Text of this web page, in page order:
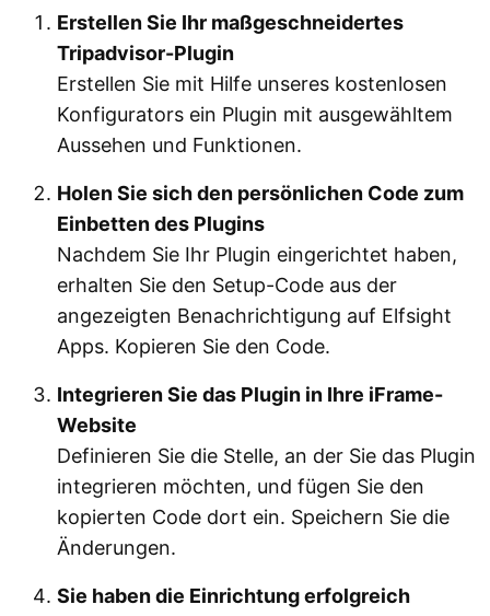
Erstellen Sie Ihr maßgeschneidertes
Tripadvisor-Plugin
Erstellen Sie mit Hilfe unseres kostenlosen
Konfigurators ein Plugin mit ausgewähltem
Aussehen und Funktionen.
Holen Sie sich den persönlichen Code zum
Einbetten des Plugins
Nachdem Sie Ihr Plugin eingerichtet haben,
erhalten Sie den Setup-Code aus der
angezeigten Benachrichtigung auf Elfsight
Apps. Kopieren Sie den Code.
Integrieren Sie das Plugin in Ihre iFrame-
Website
Definieren Sie die Stelle, an der Sie das Plugin
integrieren möchten, und fügen Sie den
kopierten Code dort ein. Speichern Sie die
Änderungen.
Sie haben die Einrichtung erfolgreich